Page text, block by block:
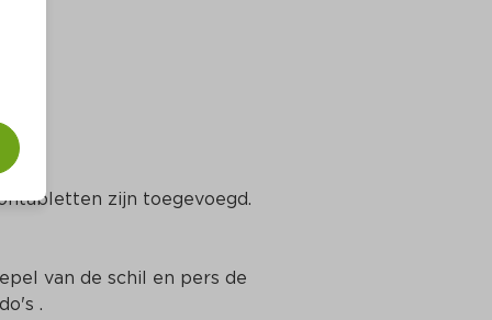
zijn toegevoegd.
van de schil en pers de
.